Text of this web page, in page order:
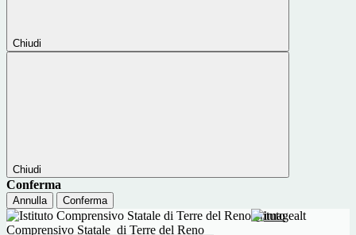
Chiudi
Chiudi
Conferma
Annulla Conferma
Istituto
Comprensivo Statale di Terre del Reno